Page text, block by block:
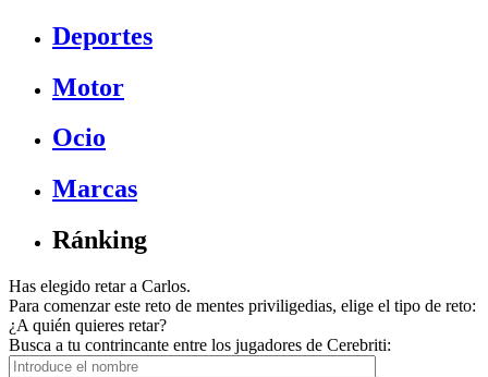
Deportes
Motor
Ocio
Marcas
Ránking
Has elegido retar a Carlos.
Para comenzar este reto de mentes priviligedias, elige el tipo de reto:
¿A quién quieres retar?
Busca a tu contrincante entre los jugadores de Cerebriti: